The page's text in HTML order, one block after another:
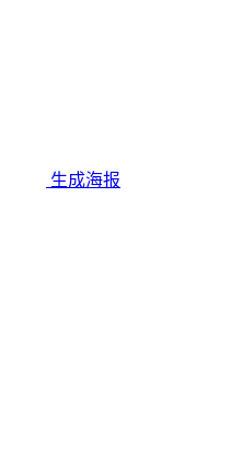
生成海报